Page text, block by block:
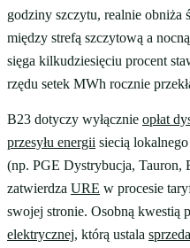
godziny szczytu, realnie obniża
między strefą szczytową a
sięga kilkudziesięciu procent
rzędu setek MWh rocznie
B23 dotyczy wyłącznie opłat
przesyłu energii siecią lokalnego
(np. PGE Dystrybucja, Tauron,
zatwierdza URE w procesie
swojej stronie. Osobną kwestią
elektrycznej, którą ustala